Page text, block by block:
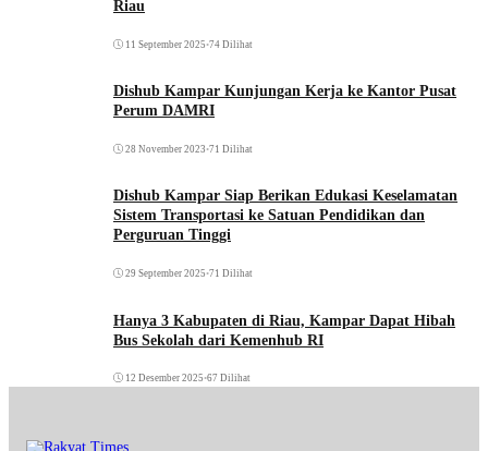
Riau
11 September 2025 •74 Dilihat
Dishub Kampar Kunjungan Kerja ke Kantor Pusat
Perum DAMRI
28 November 2023 •71 Dilihat
Dishub Kampar Siap Berikan Edukasi Keselamatan
Sistem Transportasi ke Satuan Pendidikan dan
Perguruan Tinggi
29 September 2025 •71 Dilihat
Hanya 3 Kabupaten di Riau, Kampar Dapat Hibah
Bus Sekolah dari Kemenhub RI
12 Desember 2025 •67 Dilihat